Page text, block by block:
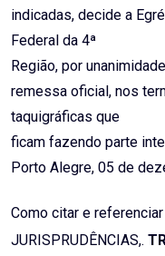
indicadas, decide a
Federal da 4ª
Região, por
remessa oficial, nos
taquigráficas que
ficam fazendo parte
Porto Alegre, 05 de
Como citar e
JURISPRUDÊNCIAS,.